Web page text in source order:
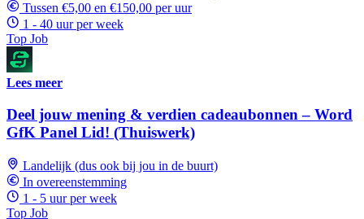
Tussen €5,00 en €150,00 per uur
1 - 40 uur per week
Top Job
Lees meer
Deel jouw mening & verdien cadeaubonnen – Word
GfK Panel Lid! (Thuiswerk)
Landelijk (dus ook bij jou in de buurt)
In overeenstemming
1 - 5 uur per week
Top Job